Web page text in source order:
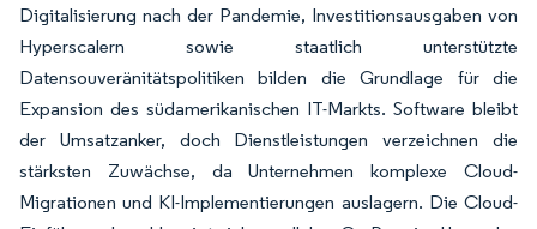
Digitalisierung nach der Pandemie, Investitionsausgaben von
Hyperscalern sowie staatlich unterstützte
Datensouveränitätspolitiken bilden die Grundlage für die
Expansion des südamerikanischen IT-Markts. Software bleibt
der Umsatzanker, doch Dienstleistungen verzeichnen die
stärksten Zuwächse, da Unternehmen komplexe Cloud-
Migrationen und KI-Implementierungen auslagern. Die Cloud-